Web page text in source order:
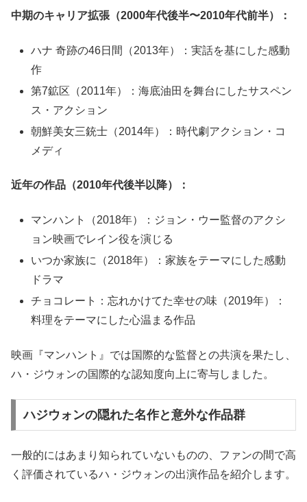
中期のキャリア拡張（2000年代後半〜2010年代前半）：
ハナ 奇跡の46日間（2013年）：実話を基にした感動
作
第7鉱区（2011年）：海底油田を舞台にしたサスペン
ス・アクション
朝鮮美女三銃士（2014年）：時代劇アクション・コ
メディ
近年の作品（2010年代後半以降）：
マンハント（2018年）：ジョン・ウー監督のアクシ
ョン映画でレイン役を演じる
いつか家族に（2018年）：家族をテーマにした感動
ドラマ
チョコレート：忘れかけてた幸せの味（2019年）：
料理をテーマにした心温まる作品
映画『マンハント』では国際的な監督との共演を果たし、
ハ・ジウォンの国際的な認知度向上に寄与しました。
ハジウォンの隠れた名作と意外な作品群
一般的にはあまり知られていないものの、ファンの間で高
く評価されているハ・ジウォンの出演作品を紹介します。